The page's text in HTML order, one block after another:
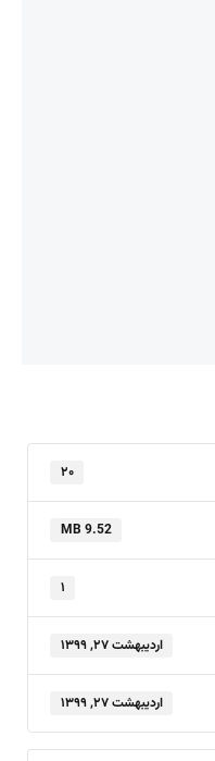
۲۰
9.52 MB
۱
اردیبهشت ۲۷, ۱۳۹۹
اردیبهشت ۲۷, ۱۳۹۹